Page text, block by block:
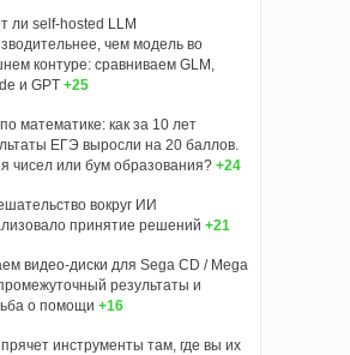
ли self-hosted LLM
чем модель во
контуре: сравниваем GLM,
и GPT +25
математике: как за 10 лет
ЕГЭ выросли на 20 баллов.
чисел или бум образования? +24
вокруг ИИ
принятие решений +21
видео-диски для Sega CD / Mega
результаты и
о помощи +16
инструменты там, где вы их